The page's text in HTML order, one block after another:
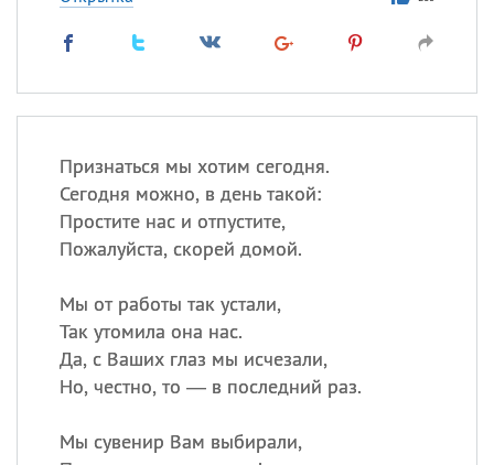
Признаться мы хотим сегодня.
Сегодня можно, в день такой:
Простите нас и отпустите,
Пожалуйста, скорей домой.
Мы от работы так устали,
Так утомила она нас.
Да, с Ваших глаз мы исчезали,
Но, честно, то — в последний раз.
Мы сувенир Вам выбирали,